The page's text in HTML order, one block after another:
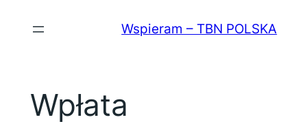
Wspieram – TBN POLSKA
Wpłata